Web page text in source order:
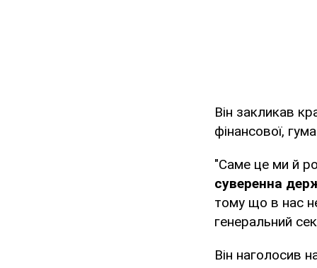
Він закликав
фінансової,
"Саме це ми й
суверенна
тому що в нас
генеральний
Він наголосив